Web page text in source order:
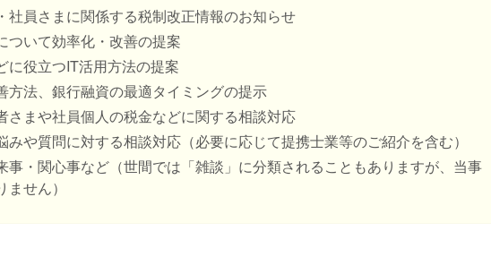
社員さまに関係する税制改正情報のお知らせ
ついて効率化・改善の提案
に役立つIT活用方法の提案
方法、銀行融資の最適タイミングの提示
さまや社員個人の税金などに関する相談対応
みや質問に対する相談対応（必要に応じて提携士業等のご紹介を含む）
事・関心事など（世間では「雑談」に分類されることもありますが、当事
せん）